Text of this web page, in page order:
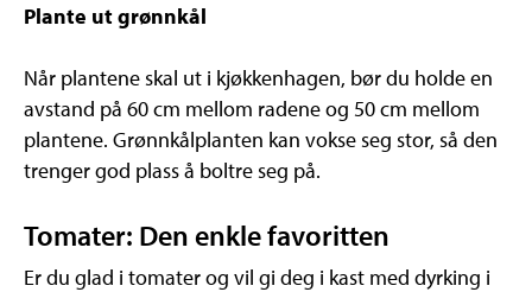
Plante ut grønnkål
Når plantene skal ut i kjøkkenhagen, bør du holde en
avstand på 60 cm mellom radene og 50 cm mellom
plantene. Grønnkålplanten kan vokse seg stor, så den
trenger god plass å boltre seg på.
Tomater: Den enkle favoritten
Er du glad i tomater og vil gi deg i kast med dyrking i